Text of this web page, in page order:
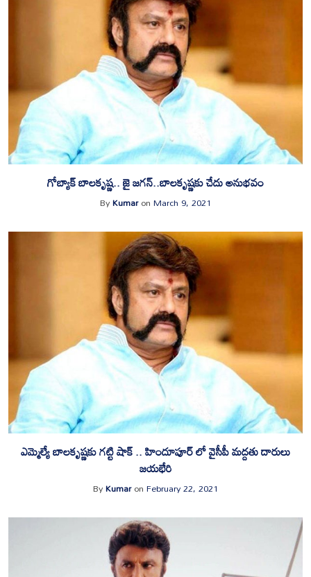
గోబ్యాక్‌ బాలకృష్ణ.. జై జగన్..బాలకృష్ణకు చేదు అనుభవం
ByKumaronMarch 9, 2021
ఎమ్మెల్యే బాలకృష్ణకు గట్టి షాక్ .. హిందూపూర్ లో వైసీపీ మద్దతు దారులు
జయభేరి
ByKumaronFebruary 22, 2021